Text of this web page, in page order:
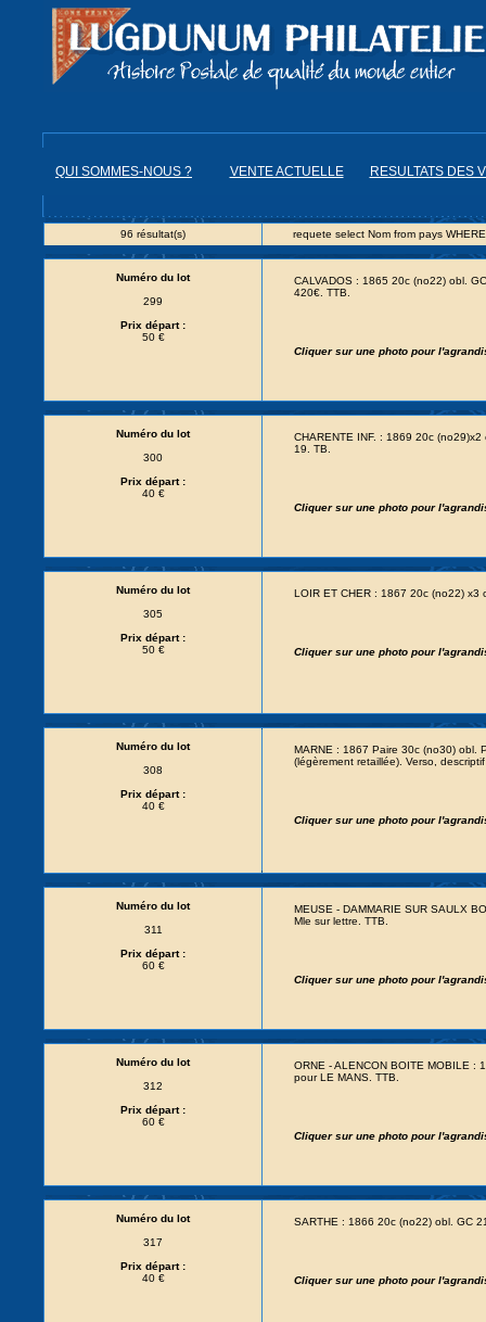
QUI SOMMES-NOUS ? VENTE ACTUELLE RESULTATS DES
96 résultat(s) requete select Nom from pays
Numéro du lot
299
Prix départ :
50 €
CALVADOS : 1865 20c (no22) obl.
420€. TTB.
Cliquer sur une photo pour
Numéro du lot
300
Prix départ :
40 €
CHARENTE INF. : 1869 20c
19. TB.
Cliquer sur une photo pour
Numéro du lot
305
Prix départ :
50 €
LOIR ET CHER : 1867 20c (no22) x3
Cliquer sur une photo pour
Numéro du lot
308
Prix départ :
40 €
MARNE : 1867 Paire 30c (no30) obl.
(légèrement retaillée). Verso,
Cliquer sur une photo pour
Numéro du lot
311
Prix départ :
60 €
MEUSE - DAMMARIE SUR SAULX
Mle sur lettre. TTB.
Cliquer sur une photo pour
Numéro du lot
312
Prix départ :
60 €
ORNE - ALENCON BOITE MOBILE :
pour LE MANS. TTB.
Cliquer sur une photo pour
Numéro du lot
317
Prix départ :
40 €
SARTHE : 1866 20c (no22) obl. GC
Cliquer sur une photo pour